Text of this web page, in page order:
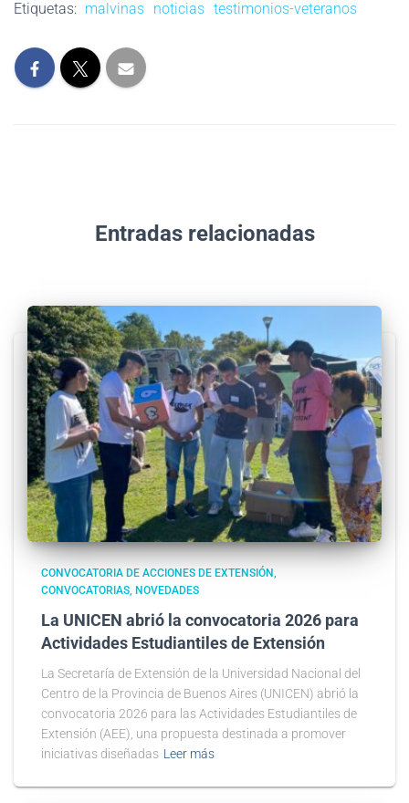
Etiquetas: malvinas noticias testimonios-veteranos
Entradas relacionadas
CONVOCATORIA DE ACCIONES DE EXTENSIÓN
CONVOCATORIAS NOVEDADES
La UNICEN abrió la convocatoria 2026 para
Actividades Estudiantiles de Extensión
La Secretaría de Extensión de la Universidad Nacional del
Centro de la Provincia de Buenos Aires (UNICEN) abrió la
convocatoria 2026 para las Actividades Estudiantiles de
Extensión (AEE), una propuesta destinada a promover
iniciativas diseñadas Leer más